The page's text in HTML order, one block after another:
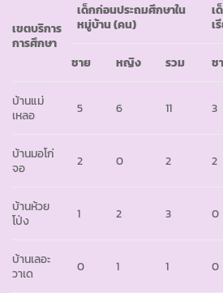
เขตบริการ
การศึกษา
เด็กก่อนประถมศึกษาใน
หมู่บ้าน(คน)
เ
เ
ชาย หญิง รวม ช
บ้านแม่
เหลอ
5 6 11 3
บ้านมอโก่
จอ
2 0 2 2
บ้านห้วย
โป่ง
1 2 3 0
บ้านเลอะ
วาเด
0 1 1 0